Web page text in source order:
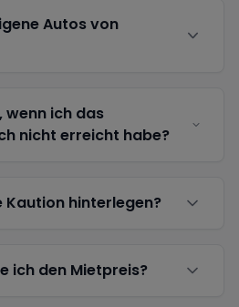
Autos von
wenn ich das
nicht erreicht habe?
Kaution hinterlegen?
ich den Mietpreis?